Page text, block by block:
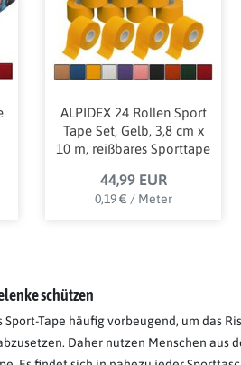
ALPIDEX 24 Rollen Sport
Tape Set, Gelb, 3,8 cm x
10 m, reißbares Sporttape
44,99 EUR
0,19 € / Meter
schützen
Tape häufig vorbeugend, um das
Daher nutzen Menschen aus